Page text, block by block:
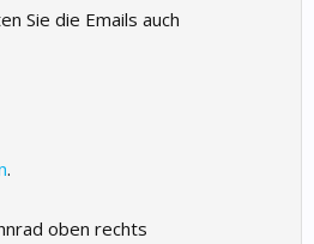
Sie die Emails auch
.
oben rechts